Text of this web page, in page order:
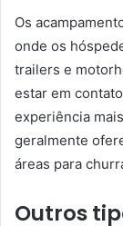
Os
onde os
trailers e
estar em
experiência
geralmente
áreas para
Outros